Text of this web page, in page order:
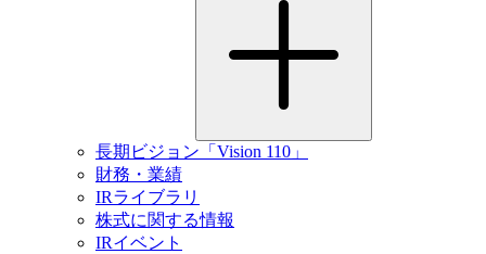
長期ビジョン「Vision 110」
財務・業績
IRライブラリ
株式に関する情報
IRイベント